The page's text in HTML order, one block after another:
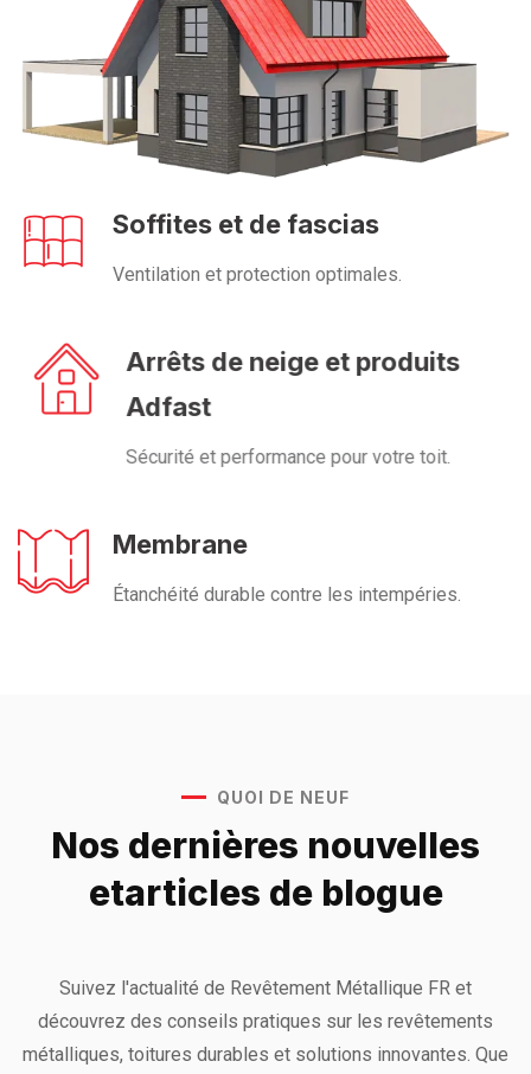
Soffites et de fascias
Ventilation et protection optimales.
Arrêts de neige et produits
Adfast
Sécurité et performance pour votre toit.
Membrane
Étanchéité durable contre les intempéries.
QUOI DE NEUF
Nos dernières nouvelles
etarticles de blogue
Suivez l'actualité de Revêtement Métallique FR et
découvrez des conseils pratiques sur les revêtements
métalliques, toitures durables et solutions innovantes. Que